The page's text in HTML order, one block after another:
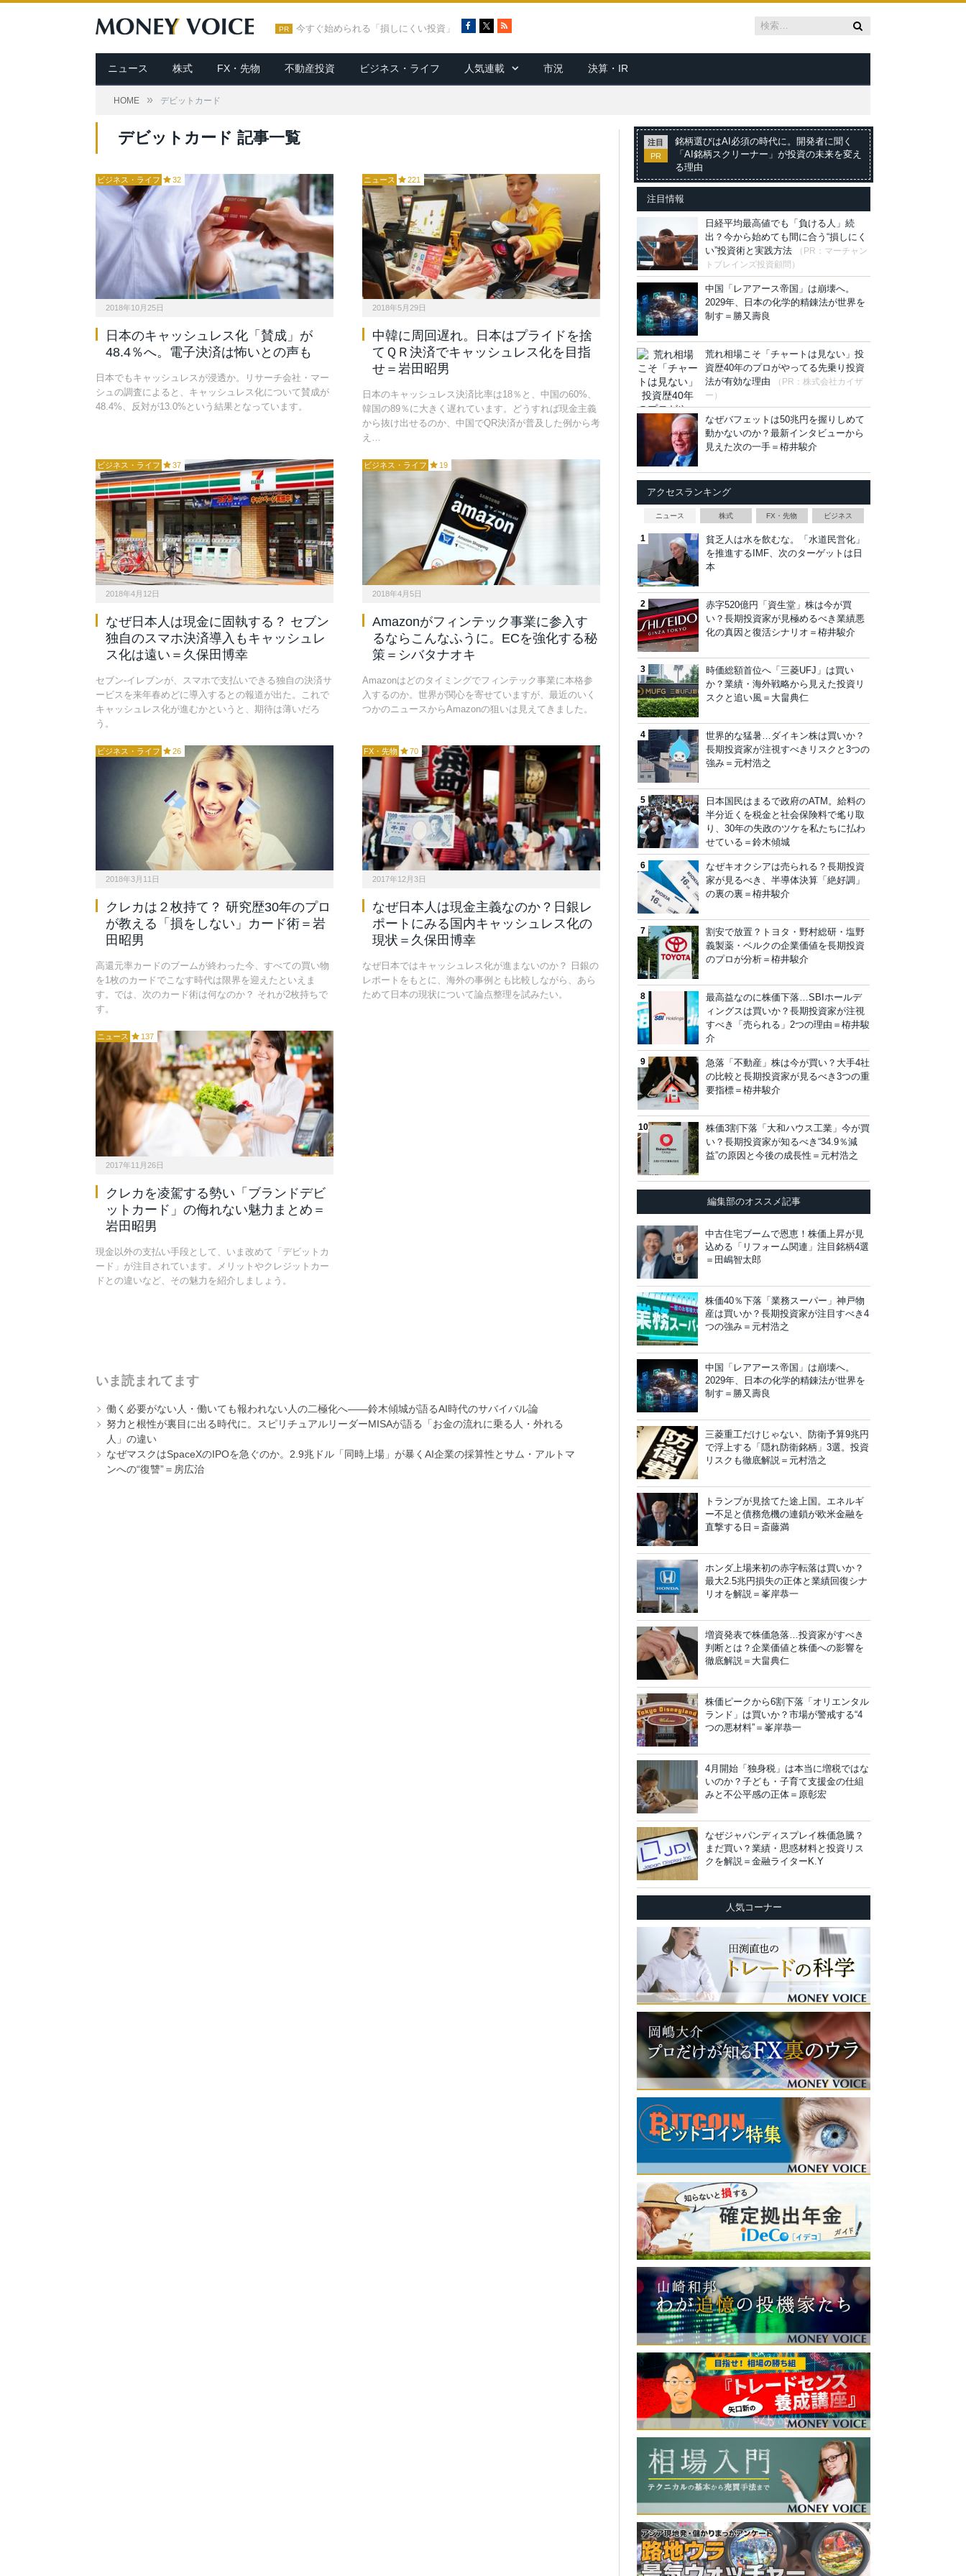
PR 今すぐ始められる「損しにくい投資」
c
e
b
R
S
ニュース 株式 FX・先物 不動産投資 ビジネス・ライフ 人気連載 市況 決算・IR
HOME » デビットカード
デビットカード 記事一覧
ビジネス・ライフ 32
2018年10月25日
日本のキャッシュレス化「賛成」が
48.4％へ。電子決済は怖いとの声も
日本でもキャッシュレスが浸透か。リサーチ会社・マー
シュの調査によると、キャッシュレス化について賛成が
48.4%、反対が13.0%という結果となっています。
ニュース 221
2018年5月29日
中韓に周回遅れ。日本はプライドを捨
てＱＲ決済でキャッシュレス化を目指
せ＝岩田昭男
日本のキャッシュレス決済比率は18％と、中国の60%、
韓国の89％に大きく遅れています。どうすれば現金主義
から抜け出せるのか、中国でQR決済が普及した例から考
え…
ビジネス・ライフ 37
2018年4月12日
なぜ日本人は現金に固執する？ セブン
独自のスマホ決済導入もキャッシュレ
ス化は遠い＝久保田博幸
セブン-イレブンが、スマホで支払いできる独自の決済サ
ービスを来年春めどに導入するとの報道が出た。これで
キャッシュレス化が進むかというと、期待は薄いだろ
う。
ビジネス・ライフ 19
2018年4月5日
Amazonがフィンテック事業に参入す
るならこんなふうに。ECを強化する秘
策＝シバタナオキ
Amazonはどのタイミングでフィンテック事業に本格参
入するのか。世界が関心を寄せていますが、最近のいく
つかのニュースからAmazonの狙いは見えてきました。
ビジネス・ライフ 26
2018年3月11日
クレカは２枚持て？ 研究歴30年のプロ
が教える「損をしない」カード術＝岩
田昭男
高還元率カードのブームが終わった今、すべての買い物
を1枚のカードでこなす時代は限界を迎えたといえま
す。では、次のカード術は何なのか？ それが2枚持ちで
す。
FX・先物 70
2017年12月3日
なぜ日本人は現金主義なのか？日銀レ
ポートにみる国内キャッシュレス化の
現状＝久保田博幸
なぜ日本ではキャッシュレス化が進まないのか？ 日銀の
レポートをもとに、海外の事例とも比較しながら、あら
ためて日本の現状について論点整理を試みたい。
ニュース 137
2017年11月26日
クレカを凌駕する勢い「ブランドデビ
ットカード」の侮れない魅力まとめ＝
岩田昭男
現金以外の支払い手段として、いま改めて「デビットカ
ード」が注目されています。メリットやクレジットカー
ドとの違いなど、その魅力を紹介しましょう。
いま読まれてます
働く必要がない人・働いても報われない人の二極化へ――鈴木傾城が語るAI時代のサバイバル論
努力と根性が裏目に出る時代に。スピリチュアルリーダーMISAが語る「お金の流れに乗る人・外れる
人」の違い
なぜマスクはSpaceXのIPOを急ぐのか。2.9兆ドル「同時上場」が暴くAI企業の採算性とサム・アルトマ
ンへの“復讐”＝房広治
注目
PR
銘柄選びはAI必須の時代に。開発者に聞く
「AI銘柄スクリーナー」が投資の未来を変え
る理由
注目情報
日経平均最高値でも「負ける人」続
出？今から始めても間に合う“損しにく
い”投資術と実践方法
（PR：マーチャン
トブレインズ投資顧問）
中国「レアアース帝国」は崩壊へ。
2029年、日本の化学的精錬法が世界を
制す＝勝又壽良
荒れ相場こそ「チャートは見ない」投
資歴40年のプロがやってる先乗り投資
法が有効な理由
（PR：株式会社カイザ
ー）
なぜバフェットは50兆円を握りしめて
動かないのか？最新インタビューから
見えた次の一手＝栫井駿介
アクセスランキング
ニュース 株式 FX・先物 ビジネス
貧乏人は水を飲むな。「水道民営化」
を推進するIMF、次のターゲットは日
本
赤字520億円「資生堂」株は今が買
い？長期投資家が見極めるべき業績悪
化の真因と復活シナリオ＝栫井駿介
時価総額首位へ「三菱UFJ」は買い
か？業績・海外戦略から見えた投資リ
スクと追い風＝大畠典仁
世界的な猛暑…ダイキン株は買いか？
長期投資家が注視すべきリスクと3つの
強み＝元村浩之
日本国民はまるで政府のATM。給料の
半分近くを税金と社会保険料で毟り取
り、30年の失政のツケを私たちに払わ
せている＝鈴木傾城
なぜキオクシアは売られる？長期投資
家が見るべき、半導体決算「絶好調」
の裏の裏＝栫井駿介
割安で放置？トヨタ・野村総研・塩野
義製薬・ベルクの企業価値を長期投資
のプロが分析＝栫井駿介
最高益なのに株価下落…SBIホールデ
ィングスは買いか？長期投資家が注視
すべき「売られる」2つの理由＝栫井駿
介
急落「不動産」株は今が買い？大手4社
の比較と長期投資家が見るべき3つの重
要指標＝栫井駿介
株価3割下落「大和ハウス工業」今が買
い？長期投資家が知るべき“34.9％減
益”の原因と今後の成長性＝元村浩之
編集部のオススメ記事
中古住宅ブームで恩恵！株価上昇が見
込める「リフォーム関連」注目銘柄4選
＝田嶋智太郎
株価40％下落「業務スーパー」神戸物
産は買いか？長期投資家が注目すべき4
つの強み＝元村浩之
中国「レアアース帝国」は崩壊へ。
2029年、日本の化学的精錬法が世界を
制す＝勝又壽良
三菱重工だけじゃない、防衛予算9兆円
で浮上する「隠れ防衛銘柄」3選。投資
リスクも徹底解説＝元村浩之
トランプが見捨てた途上国。エネルギ
ー不足と債務危機の連鎖が欧米金融を
直撃する日＝斎藤満
ホンダ上場来初の赤字転落は買いか？
最大2.5兆円損失の正体と業績回復シナ
リオを解説＝峯岸恭一
増資発表で株価急落…投資家がすべき
判断とは？企業価値と株価への影響を
徹底解説＝大畠典仁
株価ピークから6割下落「オリエンタル
ランド」は買いか？市場が警戒する“4
つの悪材料”＝峯岸恭一
4月開始「独身税」は本当に増税ではな
いのか？子ども・子育て支援金の仕組
みと不公平感の正体＝原彰宏
なぜジャパンディスプレイ株価急騰？
まだ買い？業績・思惑材料と投資リス
クを解説＝金融ライターK.Y
人気コーナー